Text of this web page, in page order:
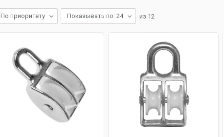
По приоритету Показывать по: 24 из 12